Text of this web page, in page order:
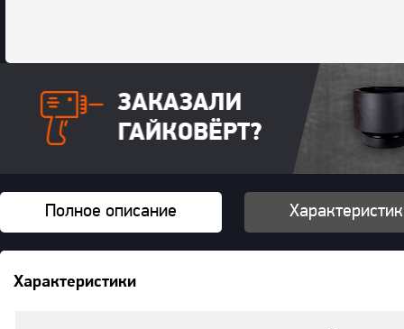
Полное описание
Характеристики